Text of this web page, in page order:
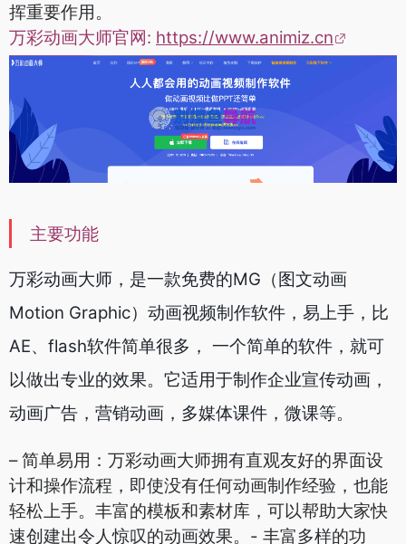
挥重要作用。
万彩动画大师官网: https://www.animiz.cn
主要功能
万彩动画大师，是一款免费的MG（图文动画
Motion Graphic）动画视频制作软件，易上手，比
AE、flash软件简单很多， 一个简单的软件，就可
以做出专业的效果。它适用于制作企业宣传动画，
动画广告，营销动画，多媒体课件，微课等。
– 简单易用：万彩动画大师拥有直观友好的界面设
计和操作流程，即使没有任何动画制作经验，也能
轻松上手。丰富的模板和素材库，可以帮助大家快
速创建出令人惊叹的动画效果。- 丰富多样的功